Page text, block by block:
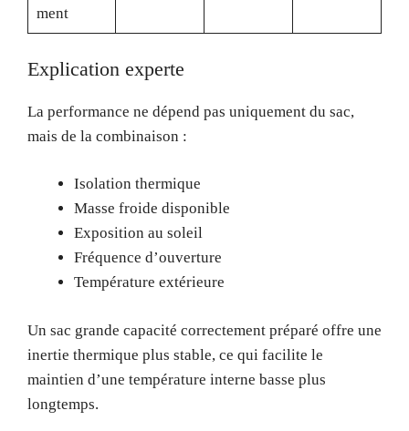
ment
Explication experte
La performance ne dépend pas uniquement du sac,
mais de la combinaison :
Isolation thermique
Masse froide disponible
Exposition au soleil
Fréquence d’ouverture
Température extérieure
Un sac grande capacité correctement préparé offre une
inertie thermique plus stable, ce qui facilite le
maintien d’une température interne basse plus
longtemps.